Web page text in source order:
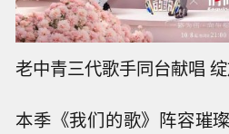
老中青三代歌手同台献唱
本季《我们的歌》阵容璀